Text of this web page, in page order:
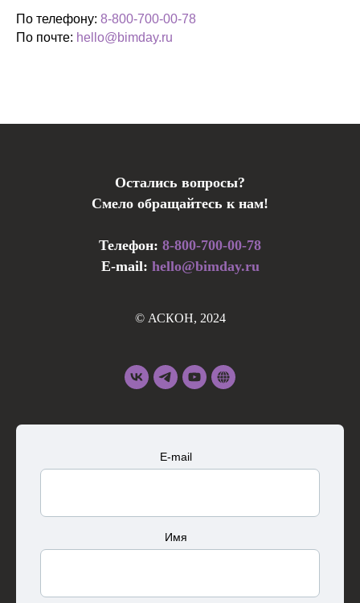
По телефону: 8-800-700-00-78
По почте: hello@bimday.ru
Остались вопросы?
Смело обращайтесь к нам!
Телефон: 8-800-700-00-78
E-mail: hello@bimday.ru
© АСКОН, 2024
E-mail
Имя